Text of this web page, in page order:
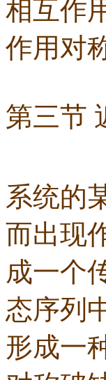
相互作
作用对
第三节
系统的
而出现
成一个
态序列
形成一